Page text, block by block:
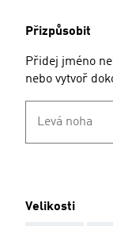
Přizpůsobit
Přidej jméno
nebo vytvoř
Levá noha
Velikosti